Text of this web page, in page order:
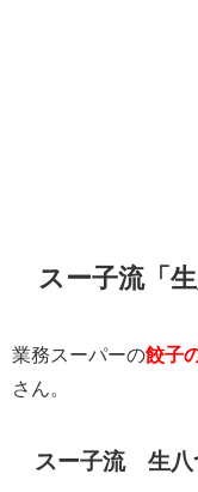
スー子流「生
業務スーパーの餃子
さん。
スー子流 生八